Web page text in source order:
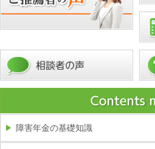
障害年金の基礎知識